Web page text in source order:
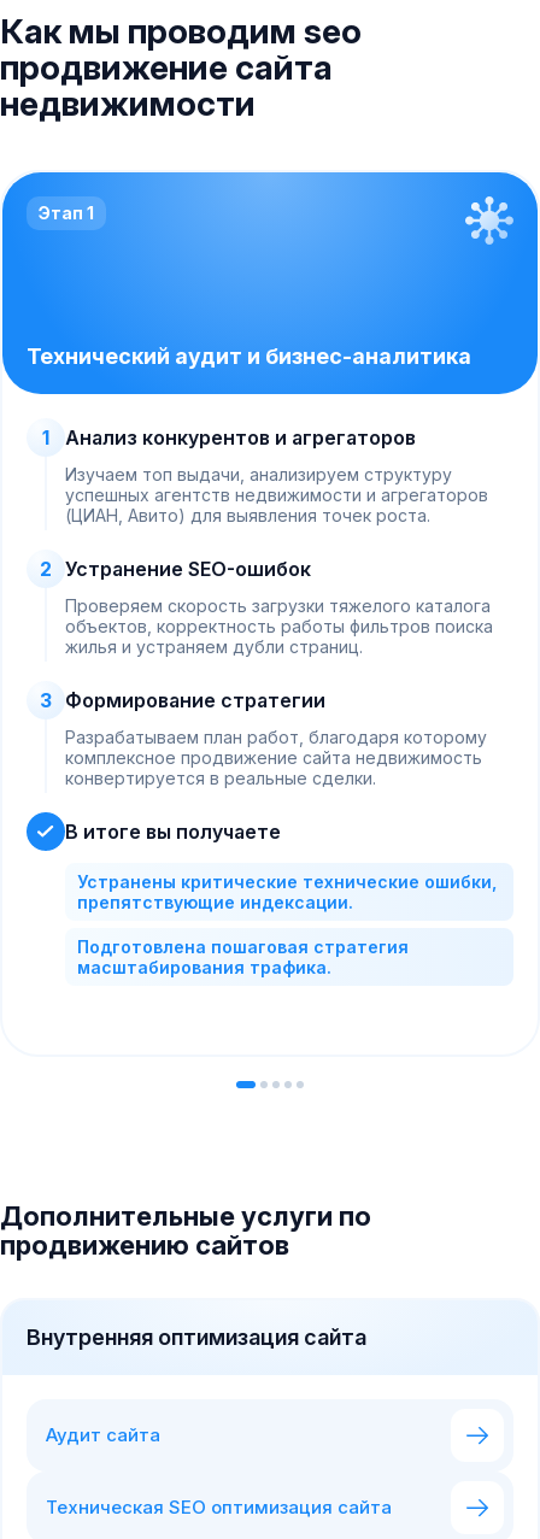
Как мы проводим seo
продвижение сайта
недвижимости
Этап 1
Технический аудит и бизнес-аналитика
1 Анализ конкурентов и агрегаторов
Изучаем топ выдачи, анализируем структуру
успешных агентств недвижимости и агрегаторов
(ЦИАН, Авито) для выявления точек роста.
2 Устранение SEO-ошибок
Проверяем скорость загрузки тяжелого каталога
объектов, корректность работы фильтров поиска
жилья и устраняем дубли страниц.
3 Формирование стратегии
Разрабатываем план работ, благодаря которому
комплексное продвижение сайта недвижимость
конвертируется в реальные сделки.
В итоге вы получаете
Устранены критические технические ошибки,
препятствующие индексации.
Подготовлена пошаговая стратегия
масштабирования трафика.
Дополнительные услуги по
продвижению сайтов
Внутренняя оптимизация сайта
Аудит сайта
Техническая SEO оптимизация сайта